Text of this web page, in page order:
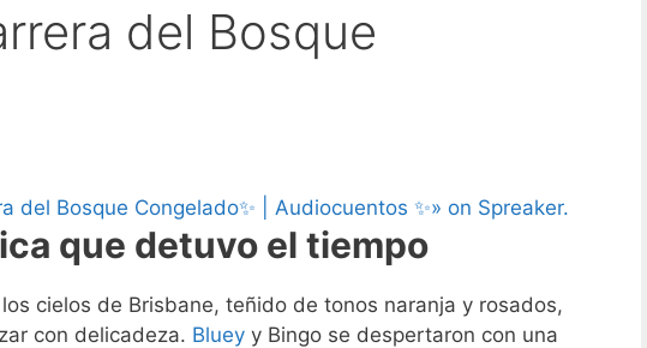
del Bosque
del Bosque Congelado✨ | Audiocuentos ✨» on Spreaker.
que detuvo el tiempo
cielos de Brisbane, teñido de tonos naranja y rosados,
con delicadeza. Bluey y Bingo se despertaron con una